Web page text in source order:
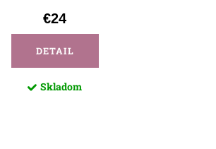
€24
DETAIL
Skladom